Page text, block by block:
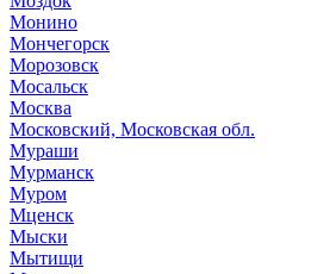
Монино
Мончегорск
Морозовск
Мосальск
Москва
Московский, Московская обл.
Мураши
Мурманск
Муром
Мценск
Мыски
Мытищи